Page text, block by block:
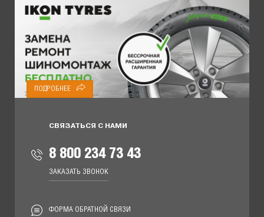
ПОДРОБНЕЕ
ПОДРОБНЕЕ
СВЯЗАТЬСЯ С НАМИ
8 800 234 73 43
ЗАКАЗАТЬ ЗВОНОК
ФОРМА ОБРАТНОЙ СВЯЗИ